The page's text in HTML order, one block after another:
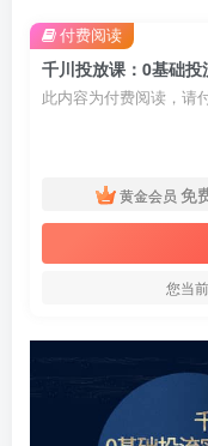
此内容为付费阅读，请
黄金会员 免
您当
付费阅读